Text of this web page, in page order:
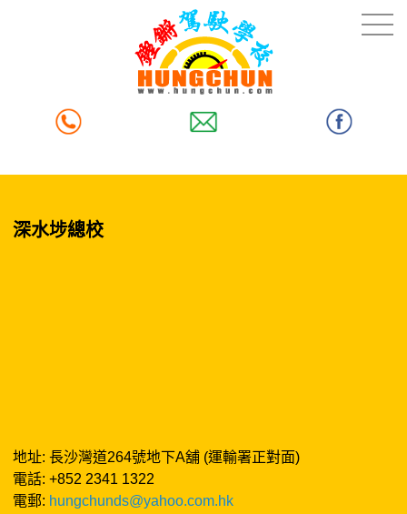
深水埗總校
地址: 長沙灣道264號地下A舖 (運輸署正對面)
電話: +852 2341 1322
電郵: hungchunds@yahoo.com.hk